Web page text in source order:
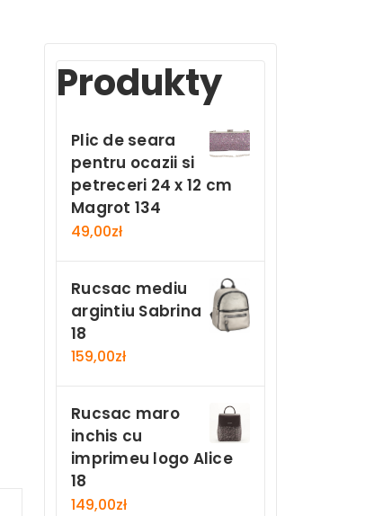
Produkty
Plic de seara
pentru ocazii si
petreceri 24 x 12 cm
Magrot 134
49,00zł
Rucsac mediu
argintiu Sabrina
18
159,00zł
Rucsac maro
inchis cu
imprimeu logo Alice
18
149,00zł